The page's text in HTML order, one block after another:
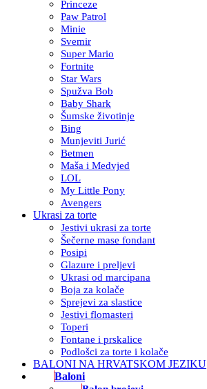
Princeze
Paw Patrol
Minie
Svemir
Super Mario
Fortnite
Star Wars
Spužva Bob
Baby Shark
Šumske životinje
Bing
Munjeviti Jurić
Betmen
Maša i Medvjed
LOL
My Little Pony
Avengers
Ukrasi za torte
Jestivi ukrasi za torte
Šečerne mase fondant
Posipi
Glazure i preljevi
Ukrasi od marcipana
Boja za kolače
Sprejevi za slastice
Jestivi flomasteri
Toperi
Fontane i prskalice
Podlošci za torte i kolače
BALONI NA HRVATSKOM JEZIKU
Baloni